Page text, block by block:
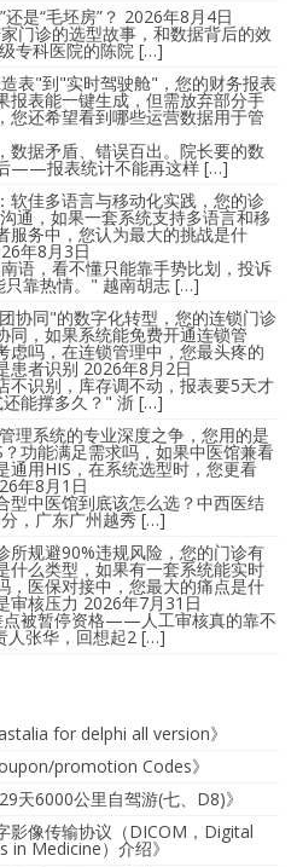
是“毛坯房”？ 2026年8月4日
门诊的选型故事，和数据背后的效
专科医院的陈院 […]
表"到"实时驾驶舱"，您的财务报表
报表能一键生成，但需放弃部分手
您还希望看到哪些运营数据用于管
数据矛盾、错误百出。院长要的数
——报表统计不能再这样 […]
软佳多语言与移动化实践，您的诊
通，如果一套系统支持多语言和移
服务中，您认为最大的挑战是什
年8月3日
语，看不懂只能靠手势比划，投诉
靠热情。" 越南胡志 […]
协同"的数字化转型，您的连锁门诊
同，如果系统能免费开通连锁管
虑吗，在连锁管理中，您最头疼的
患者识别 2026年8月2日
不识别，库存调不动，报表要5天才
能撑多久？" 浙 […]
理系统的专业深度之争，您用的是
功能满足需求吗，如果中医馆兼看
通用HIS，在系统选型时，您更看
年8月1日
型中医馆到底该怎么选？中西医结
，广东广州越秀 […]
所规避90%违规风险，您的门诊有
什么类型，如果有一套系统能实时
，医保对接中，您最大的痛点是什
审核压力 2026年7月31日
点被暂停资格——人工审核真的靠不
人张华，回想起2 […]
for delphi all version》
promotion Codes》
天6000公里自驾游(七、D8)》
影像传输协议（DICOM，Digital
in Medicine）介绍》